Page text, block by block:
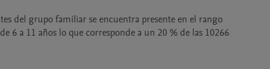
del grupo familiar se encuentra presente en el rango
6 a 11 años lo que corresponde a un 20 % de las 10266